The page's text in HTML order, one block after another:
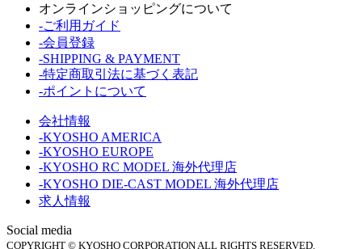
オンラインショッピングについて
-ご利用ガイド
-会員登録
-SHIPPING & PAYMENT
-特定商取引法に基づく表記
-ポイントについて
会社情報
-KYOSHO AMERICA
-KYOSHO EUROPE
-KYOSHO RC MODEL 海外代理店
-KYOSHO DIE-CAST MODEL 海外代理店
求人情報
Social media
COPYRIGHT © KYOSHO CORPORATION ALL RIGHTS RESERVED.